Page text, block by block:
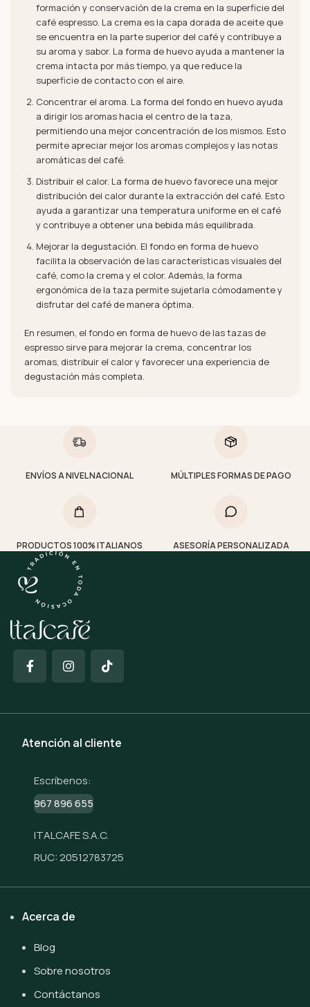
formación y conservación de la crema en la superficie del
café espresso. La crema es la capa dorada de aceite que
se encuentra en la parte superior del café y contribuye a
su aroma y sabor. La forma de huevo ayuda a mantener la
crema intacta por más tiempo, ya que reduce la
superficie de contacto con el aire.
Concentrar el aroma. La forma del fondo en huevo ayuda
a dirigir los aromas hacia el centro de la taza,
permitiendo una mejor concentración de los mismos. Esto
permite apreciar mejor los aromas complejos y las notas
aromáticas del café.
Distribuir el calor. La forma de huevo favorece una mejor
distribución del calor durante la extracción del café. Esto
ayuda a garantizar una temperatura uniforme en el café
y contribuye a obtener una bebida más equilibrada.
Mejorar la degustación. El fondo en forma de huevo
facilita la observación de las características visuales del
café, como la crema y el color. Además, la forma
ergonómica de la taza permite sujetarla cómodamente y
disfrutar del café de manera óptima.
En resumen, el fondo en forma de huevo de las tazas de
espresso sirve para mejorar la crema, concentrar los
aromas, distribuir el calor y favorecer una experiencia de
degustación más completa.
ENVÍOS A NIVEL NACIONAL MÚLTIPLES FORMAS DE PAGO
PRODUCTOS 100% ITALIANOS ASESORÍA PERSONALIZADA
Atención al cliente
Escríbenos:
967 896 655
ITALCAFE S.A.C.
RUC: 20512783725
Acerca de
Blog
Sobre nosotros
Contáctanos